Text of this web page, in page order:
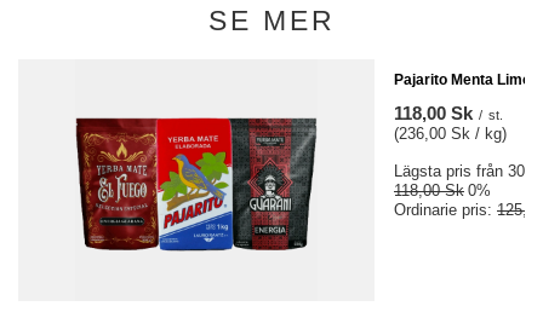
SE MER
Pajarito Menta Limon
118,00 Sk / st.
(236,00 Sk / kg)
Lägsta pris från 30
118,00 Sk 0%
Ordinarie pris: